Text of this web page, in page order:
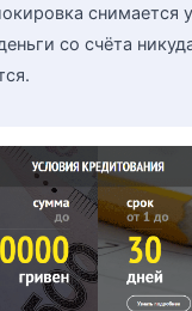
снимается
со счёта